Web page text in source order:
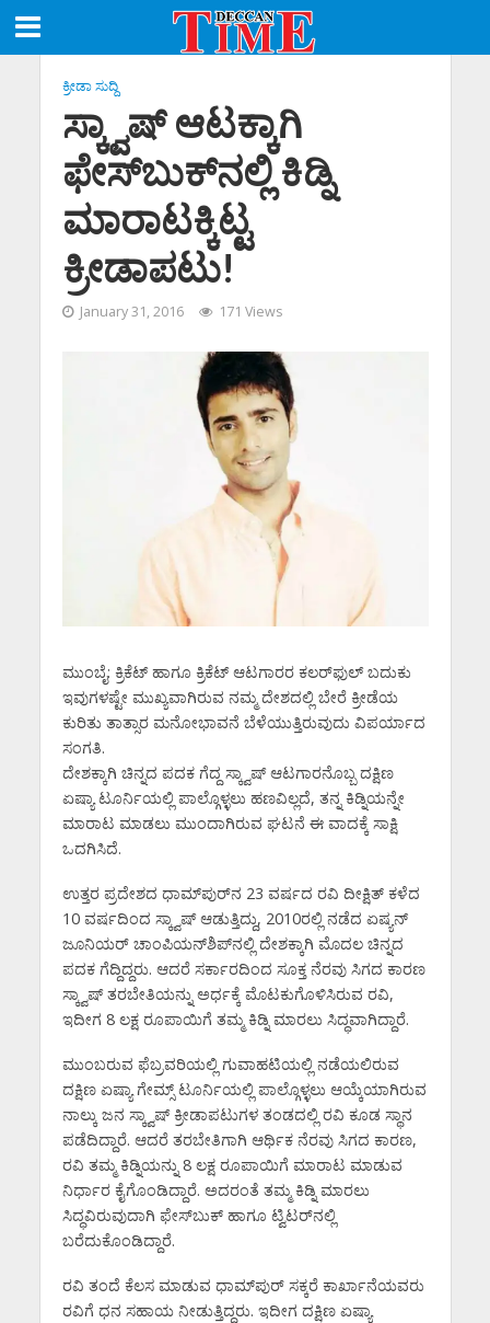
ಕ್ರೀಡಾ ಸುದ್ದಿ
ಸ್ಕ್ವಾಷ್ ಆಟಕ್ಕಾಗಿ
ಫೇಸ್‌‌ಬುಕ್‌‌‌‌ನಲ್ಲಿ ಕಿಡ್ನಿ
ಮಾರಾಟಕ್ಕಿಟ್ಟ
ಕ್ರೀಡಾಪಟು!
January 31, 2016 171 Views
ಮುಂಬೈ: ಕ್ರಿಕೆಟ್ ಹಾಗೂ ಕ್ರಿಕೆಟ್ ಆಟಗಾರರ ಕಲರ್‌ಫುಲ್ ಬದುಕು
ಇವುಗಳಷ್ಟೇ ಮುಖ್ಯವಾಗಿರುವ ನಮ್ಮ ದೇಶದಲ್ಲಿ ಬೇರೆ ಕ್ರೀಡೆಯ
ಕುರಿತು ತಾತ್ಸಾರ ಮನೋಭಾವನೆ ಬೆಳೆಯುತ್ತಿರುವುದು ವಿಪರ್ಯಾದ
ಸಂಗತಿ.
ದೇಶಕ್ಕಾಗಿ ಚಿನ್ನದ ಪದಕ ಗೆದ್ದ ಸ್ಕ್ವಾಷ್ ಆಟಗಾರನೊಬ್ಬ ದಕ್ಷಿಣ
ಏಷ್ಯಾ ಟೂರ್ನಿಯಲ್ಲಿ ಪಾಲ್ಗೊಳ್ಳಲು ಹಣವಿಲ್ಲದೆ, ತನ್ನ ಕಿಡ್ನಿಯನ್ನೇ
ಮಾರಾಟ ಮಾಡಲು ಮುಂದಾಗಿರುವ ಘಟನೆ ಈ ವಾದಕ್ಕೆ ಸಾಕ್ಷಿ
ಒದಗಿಸಿದೆ.
ಉತ್ತರ ಪ್ರದೇಶದ ಧಾಮ್‌‌ಪುರ್‌ನ 23 ವರ್ಷದ ರವಿ ದೀಕ್ಷಿತ್ ಕಳೆದ
10 ವರ್ಷದಿಂದ ಸ್ಕ್ವಾಷ್ ಆಡುತ್ತಿದ್ದು, 2010ರಲ್ಲಿ ನಡೆದ ಏಷ್ಯನ್
ಜೂನಿಯರ್ ಚಾಂಪಿಯನ್‌‌ಶಿಪ್‌‌ನಲ್ಲಿ ದೇಶಕ್ಕಾಗಿ ಮೊದಲ ಚಿನ್ನದ
ಪದಕ ಗೆದ್ದಿದ್ದರು. ಆದರೆ ಸರ್ಕಾರದಿಂದ ಸೂಕ್ತ ನೆರವು ಸಿಗದ ಕಾರಣ
ಸ್ಕ್ವಾಷ್ ತರಬೇತಿಯನ್ನು ಅರ್ಧಕ್ಕೆ ಮೊಟಕುಗೊಳಿಸಿರುವ ರವಿ,
ಇದೀಗ 8 ಲಕ್ಷ ರೂಪಾಯಿಗೆ ತಮ್ಮ ಕಿಡ್ನಿ ಮಾರಲು ಸಿದ್ಧವಾಗಿದ್ದಾರೆ.
ಮುಂಬರುವ ಫೆಬ್ರವರಿಯಲ್ಲಿ ಗುವಾಹಟಿಯಲ್ಲಿ ನಡೆಯಲಿರುವ
ದಕ್ಷಿಣ ಏಷ್ಯಾ ಗೇಮ್ಸ್‌‌ ಟೂರ್ನಿಯಲ್ಲಿ ಪಾಲ್ಗೊಳ್ಳಲು ಆಯ್ಕೆಯಾಗಿರುವ
ನಾಲ್ಕು ಜನ ಸ್ಕ್ವಾಷ್ ಕ್ರೀಡಾಪಟುಗಳ ತಂಡದಲ್ಲಿ ರವಿ ಕೂಡ ಸ್ಥಾನ
ಪಡೆದಿದ್ದಾರೆ. ಆದರೆ ತರಬೇತಿಗಾಗಿ ಆರ್ಥಿಕ ನೆರವು ಸಿಗದ ಕಾರಣ,
ರವಿ ತಮ್ಮ ಕಿಡ್ನಿಯನ್ನು 8 ಲಕ್ಷ ರೂಪಾಯಿಗೆ ಮಾರಾಟ ಮಾಡುವ
ನಿರ್ಧಾರ ಕೈಗೊಂಡಿದ್ದಾರೆ. ಅದರಂತೆ ತಮ್ಮ ಕಿಡ್ನಿ ಮಾರಲು
ಸಿದ್ಧವಿರುವುದಾಗಿ ಫೇಸ್‌‌ಬುಕ್ ಹಾಗೂ ಟ್ವಿಟರ್‌‌ನಲ್ಲಿ
ಬರೆದುಕೊಂಡಿದ್ದಾರೆ.
ರವಿ ತಂದೆ ಕೆಲಸ ಮಾಡುವ ಧಾಮ್‌‌‌ಪುರ್ ಸಕ್ಕರೆ ಕಾರ್ಖಾನೆಯವರು
ರವಿಗೆ ಧನ ಸಹಾಯ ನೀಡುತ್ತಿದ್ದರು. ಇದೀಗ ದಕ್ಷಿಣ ಏಷ್ಯಾ